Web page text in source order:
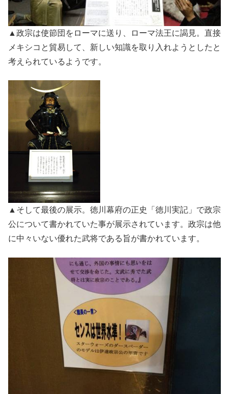
▲政宗は使節団をローマに送り、ローマ法王に謁見。直接
メキシコと貿易して、新しい知識を取り入れようとしたと
考えられているようです。
▲そして最後の展示。徳川幕府の正史「徳川実記」で政宗
公について書かれていた事が展示されています。政宗は他
に中々いない優れた武将である旨が書かれています。